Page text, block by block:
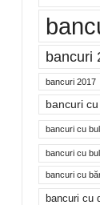
bancuri
bancuri 2017
bancuri
bancuri cu
bancuri cu
bancuri cu
bancuri cu